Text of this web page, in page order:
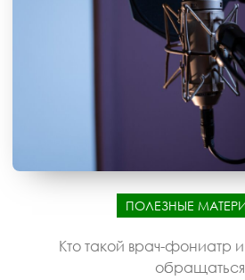
ПОЛЕЗНЫЕ
Кто такой врач-фониатр
обращаться